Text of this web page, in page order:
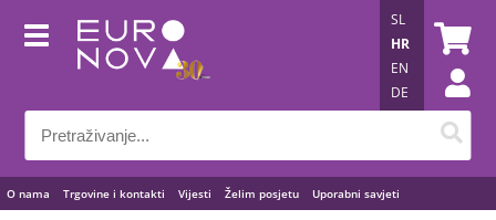
O nama Trgovine i kontakti Vijesti Želim posjetu Uporabni savjeti
SL
HR
EN
DE